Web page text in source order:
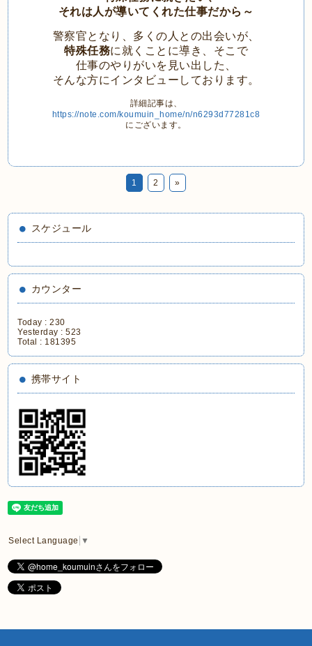
それは人が導いてくれた仕事だから～
警察官となり、多くの人との出会いが、
特殊任務に就くことに導き、そこで
仕事のやりがいを見い出した、
そんな方にインタビューしております。
詳細記事は、
https://note.com/koumuin_home/n/n6293d77281c8
にございます。
1 2 »
スケジュール
カウンター
Today :230
Yesterday :523
Total : 181395
携帯サイト
Select Language ▼